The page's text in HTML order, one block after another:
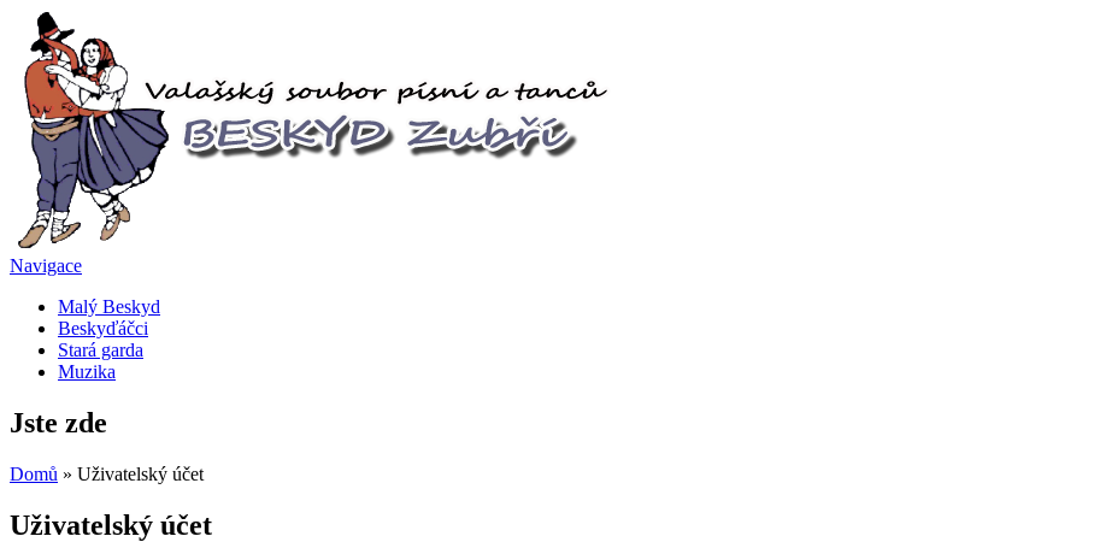
Navigace
Malý Beskyd
Beskyďáčci
Stará garda
Muzika
Jste zde
Domů » Uživatelský účet
Uživatelský účet